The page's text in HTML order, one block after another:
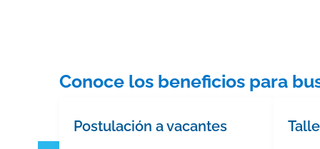
Conoce los beneficios para
Postulación a vacantes